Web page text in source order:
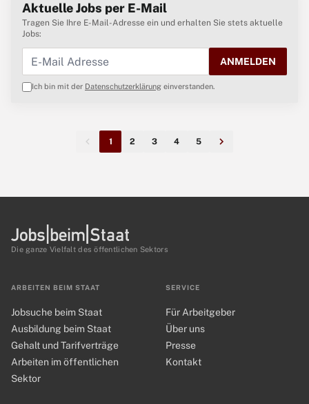
Aktuelle Jobs per E-Mail
Tragen Sie Ihre E-Mail-Adresse ein und erhalten Sie stets aktuelle
Jobs:
ANMELDEN
Ich bin mit der Datenschutzerklärung einverstanden.
1 2 3 4 5
Die ganze Vielfalt des öffentlichen Sektors
ARBEITEN BEIM STAAT
Jobsuche beim Staat
Ausbildung beim Staat
Gehalt und Tarifverträge
Arbeiten im öffentlichen
Sektor
SERVICE
Für Arbeitgeber
Über uns
Presse
Kontakt